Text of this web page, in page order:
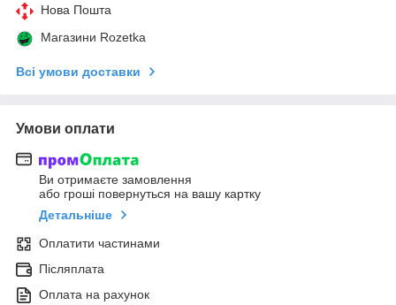
Нова Пошта
Магазини Rozetka
Всі умови доставки
Умови оплати
Ви отримаєте замовлення
або гроші повернуться на вашу картку
Детальніше
Оплатити частинами
Післяплата
Оплата на рахунок